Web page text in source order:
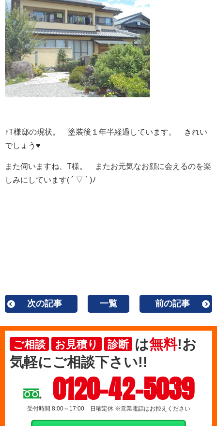
↑T様邸の現状。 塗装後１年半経過しています。 きれい
でしょう♥
また伺いますね、T様。 またお元気なお顔に会えるのを楽
しみにしています( ´ ▽ ` )ﾉ
次の記事 一覧 前の記事
ご相談 お見積り 診断 は無料!お
気軽にご相談下さい!!
0120-42-5039
受付時間 8:00～17:00 日曜定休 ※営業電話はお控えください